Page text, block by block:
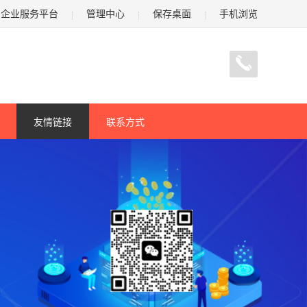
企业服务平台 管理中心 保存桌面 手机浏览
友情链接 联系方式